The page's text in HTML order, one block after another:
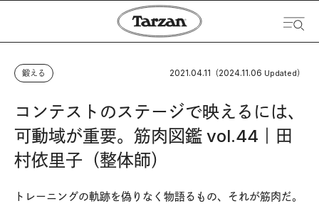
鍛える 2021.04.11 （2024.11.06 Updated）
コンテストのステージで映えるには、
可動域が重要。筋肉図鑑 vol.44｜田
村依里子（整体師）
トレーニングの軌跡を偽りなく物語るもの、それが筋肉だ。